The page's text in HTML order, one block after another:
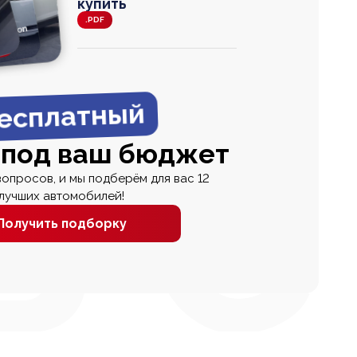
000
купить
.PDF
ваш бюджет
и мы подберём для вас 12
автомобилей!
подборку